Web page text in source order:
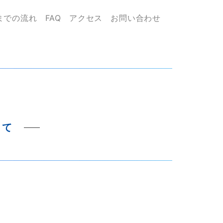
での流れ FAQ アクセス お問い合わせ